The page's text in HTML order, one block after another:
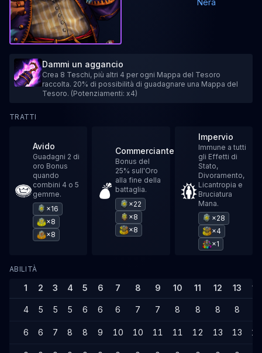
Nera
Dammi un aggancio
Crea 8 Teschi, più altri 4 per ogni Mappa del Tesoro
raccolta. 20% di possibilità di guadagnare una Mappa del
Tesoro. (Potenziamenti: x4)
TRATTI
Avido
Guadagni 2 di
oro Bonus
quando
combini 4 o 5
gemme.
×16
×8
×8
Commerciante
Bonus del
25% sull'Oro
alla fine della
battaglia.
×22
×8
×8
Impervio
Immune a tutti
gli Effetti di
Stato,
Divoramento,
Licantropia e
Bruciatura
Mana.
×28
×4
×1
ABILITÀ
1 2 3 4 5 6 7 8 9 10 11 12 13 14
4 5 5 5 6 6 6 7 7 8 8 8 8
6 6 7 8 8 9 10 10 11 11 12 13 13 14